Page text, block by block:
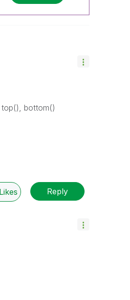
bottom()
Likes Reply